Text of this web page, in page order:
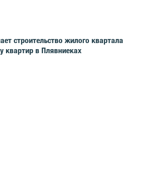
строительство жилого квартала
квартир в Плявниеках